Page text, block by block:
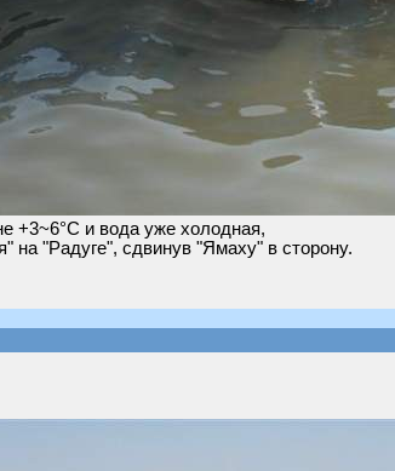
+3~6°C и вода уже холодная,
на "Радуге", сдвинув "Ямаху" в сторону.